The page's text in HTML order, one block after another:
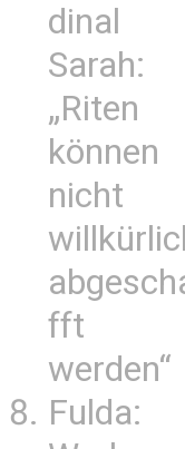
dinal
Sarah:
„Riten
können
nicht
fft
werden“
Fulda: